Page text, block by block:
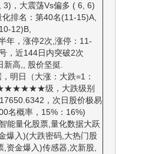
，大震荡Vs偏多 ( 6, 6)
排名：第40名(11-15)A,
12)B,
年，涨停2次,涨停：11-
，近144日内突破2次
高,, 股价坚挺.
明日（大涨：大跌=1：
★★★★★★级，大跌级别
，次日股价极易
名概率，15%：16%)
能量化股票,量化数据大跃
爆入)(大跌密码,大热门股
资金爆入)传感器,次新股,